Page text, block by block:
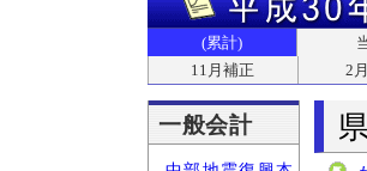
(累計)
11月補正
2
一般会計